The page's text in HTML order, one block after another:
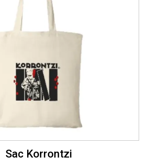
Sac Korrontzi